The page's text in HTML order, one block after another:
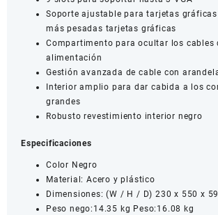
Soporte ajustable para tarjetas
más pesadas tarjetas gráficas
Compartimento para ocultar los cables
alimentación
Gestión avanzada de cable con
Interior amplio para dar cabida a los
grandes
Robusto revestimiento interior negro
Especificaciones
Color Negro
Material: Acero y plástico
Dimensiones: (W / H / D) 230 x 550 x
Peso nego:14.35 kg Peso:16.08 kg